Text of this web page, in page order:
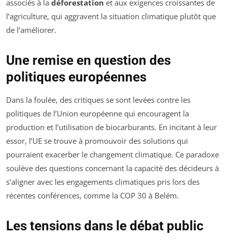
associés à la déforestation et aux exigences croissantes de
l’agriculture, qui aggravent la situation climatique plutôt que
de l’améliorer.
Une remise en question des
politiques européennes
Dans la foulée, des critiques se sont levées contre les
politiques de l’Union européenne qui encouragent la
production et l’utilisation de biocarburants. En incitant à leur
essor, l’UE se trouve à promouvoir des solutions qui
pourraient exacerber le changement climatique. Ce paradoxe
soulève des questions concernant la capacité des décideurs à
s’aligner avec les engagements climatiques pris lors des
récentes conférences, comme la COP 30 à Belém.
Les tensions dans le débat public